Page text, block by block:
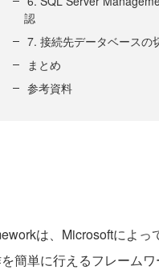
認
7. 接続先データベースの
まとめ
参考資料
は、Microsoftによっ
簡単に行えるフレーム